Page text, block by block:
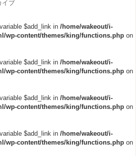
イブ
$add_link in /home/wakeout/i-
wp-content/themes/king/functions.php on
$add_link in /home/wakeout/i-
wp-content/themes/king/functions.php on
$add_link in /home/wakeout/i-
wp-content/themes/king/functions.php on
$add_link in /home/wakeout/i-
wp-content/themes/king/functions.php on